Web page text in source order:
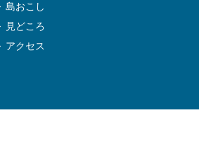
島おこし
見どころ
アクセス